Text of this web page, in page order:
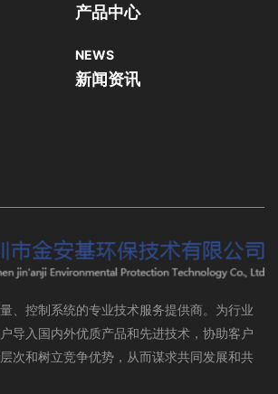
产品中心
NEWS
新闻资讯
、控制系统的专业技术服务提供商。为行业
导入国内外优质产品和先进技术，协助客户
次和树立竞争优势，从而谋求共同发展和共